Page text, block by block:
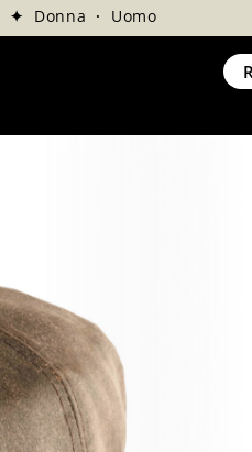
✦ Donna · Uomo